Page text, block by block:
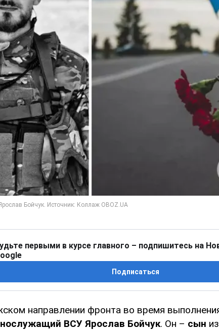
первыми в курсе главного – подпишитесь на
Подписаться
направлении фронта во время
ВСУ Ярослав Бойчук. Он – сын